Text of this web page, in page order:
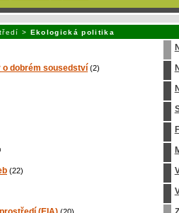
> Ekologická politika
o dobrém sousedství (2)
(22)